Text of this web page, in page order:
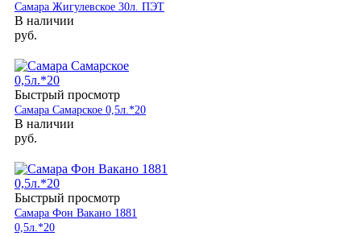
Самара Жигулевское 30л. ПЭТ
В наличии
руб.
Быстрый просмотр
Самара Самарское 0,5л.*20
В наличии
руб.
Быстрый просмотр
Самара Фон Вакано 1881
0,5л.*20